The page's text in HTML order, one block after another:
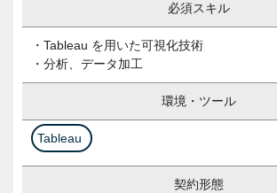
必須スキル
・Tableau を用いた可視化技術
・分析、データ加工
環境・ツール
Tableau
契約形態